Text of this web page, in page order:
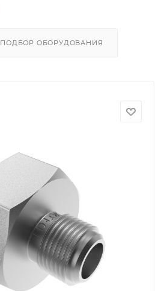
ПОДБОР ОБОРУДОВАНИЯ